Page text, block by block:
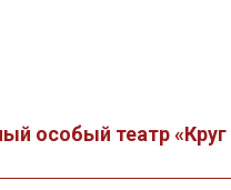
особый театр «Круг